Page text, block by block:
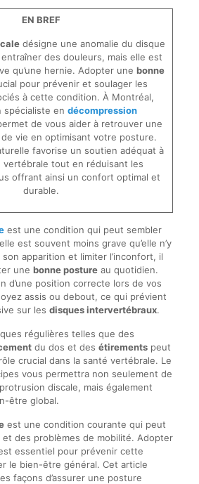
EN BREF
désigne une anomalie du disque
des douleurs, mais elle est
qu’une hernie. Adopter unebonne
pour prévenir et soulager les
à cette condition. À Montréal,
spécialiste en décompression
de vous aider à retrouver une
vie en optimisant votre posture.
favorise un soutien adéquat à
vertébrale tout en réduisant les
offrant ainsi un confort optimal et
durable.
est une condition qui peut sembler
est souvent moins grave qu’elle n’y
apparition et limiter l’inconfort, il
une bonne postureau quotidien.
d’une position correcte lors de vos
assis ou debout, ce qui prévient
sur les disques intervertébraux.
régulières telles que des
du dos et des étirementspeut
crucial dans la santé vertébrale. Le
vous permettra non seulement de
discale, mais également
être global.
est une condition courante qui peut
des problèmes de mobilité. Adopter
essentiel pour prévenir cette
le bien-être général. Cet article
façons d’assurer une posture